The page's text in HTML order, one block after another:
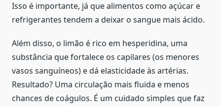
Isso é importante, já que alimentos como açúcar e
refrigerantes tendem a deixar o sangue mais ácido.
Além disso, o limão é rico em hesperidina, uma
substância que fortalece os capilares (os menores
vasos sanguíneos) e dá elasticidade às artérias.
Resultado? Uma circulação mais fluida e menos
chances de coágulos. É um cuidado simples que faz